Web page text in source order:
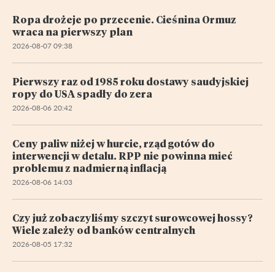
Ropa drożeje po przecenie. Cieśnina Ormuz
wraca na pierwszy plan
2026-08-07 09:38
Pierwszy raz od 1985 roku dostawy saudyjskiej
ropy do USA spadły do zera
2026-08-06 20:42
Ceny paliw niżej w hurcie, rząd gotów do
interwencji w detalu. RPP nie powinna mieć
problemu z nadmierną inflacją
2026-08-06 14:03
Czy już zobaczyliśmy szczyt surowcowej hossy?
Wiele zależy od banków centralnych
2026-08-05 17:32